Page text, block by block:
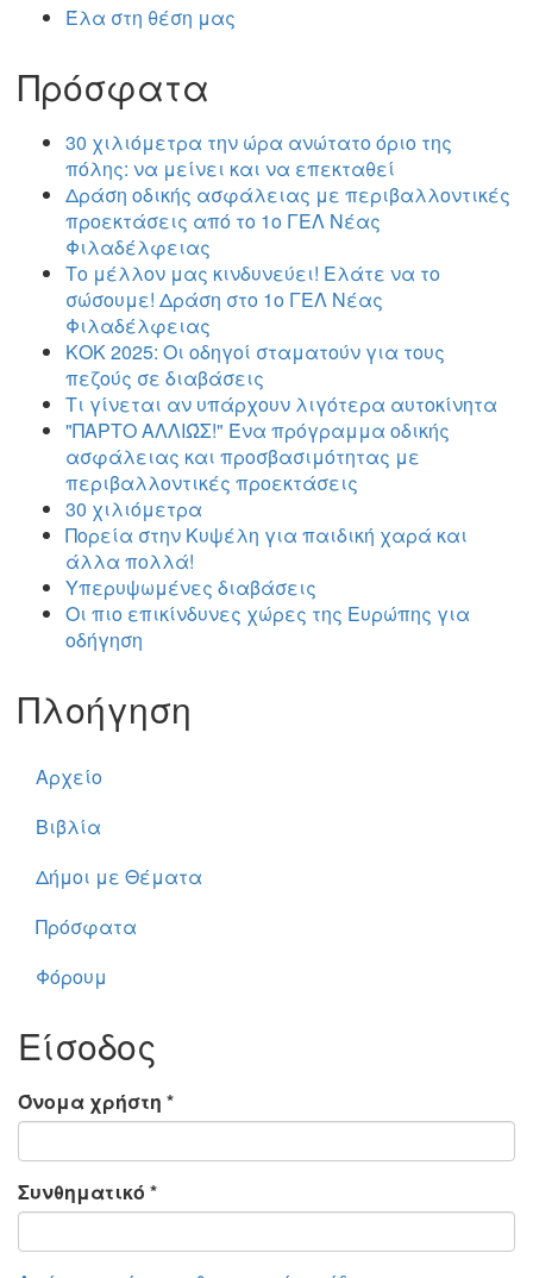
Έλα στη θέση μας
Πρόσφατα
30 χιλιόμετρα την ώρα ανώτατο όριο της
πόλης: να μείνει και να επεκταθεί
Δράση οδικής ασφάλειας με περιβαλλοντικές
προεκτάσεις από το 1ο ΓΕΛ Νέας
Φιλαδέλφειας
Το μέλλον μας κινδυνεύει! Ελάτε να το
σώσουμε! Δράση στο 1ο ΓΕΛ Νέας
Φιλαδέλφειας
ΚΟΚ 2025: Οι οδηγοί σταματούν για τους
πεζούς σε διαβάσεις
Τι γίνεται αν υπάρχουν λιγότερα αυτοκίνητα
"ΠΑΡΤΟ ΑΛΛΙΏΣ!" Ένα πρόγραμμα οδικής
ασφάλειας και προσβασιμότητας με
περιβαλλοντικές προεκτάσεις
30 χιλιόμετρα
Πορεία στην Κυψέλη για παιδική χαρά και
άλλα πολλά!
Υπερυψωμένες διαβάσεις
Οι πιο επικίνδυνες χώρες της Ευρώπης για
οδήγηση
Πλοήγηση
Αρχείο
Βιβλία
Δήμοι με Θέματα
Πρόσφατα
Φόρουμ
Είσοδος
Όνομα χρήστη *
Συνθηματικό *